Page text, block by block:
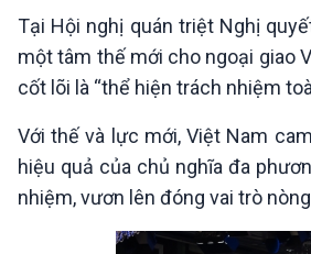
Chuyển đổi Xanh
Tài nguyên và Môi trường
Chuyên gia của bạn
Bước chân đến trường
khí
VOV1 đặc biệt
Chân dung cuộc sống
Tại Hội nghị quán triệt Nghị
một tâm thế mới cho ngoại giao
cốt lõi là “thể hiện trách nhiệm
Với thế và lực mới, Việt Nam
hiệu quả của chủ nghĩa đa
nhiệm, vươn lên đóng vai trò